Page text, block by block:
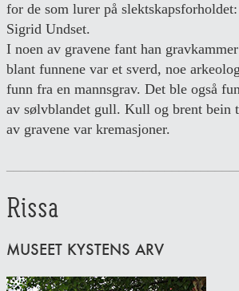
for de som lurer på
Sigrid Undset.
I noen av gravene fant han
blant funnene var et sverd, noe
funn fra en mannsgrav. Det ble også
av sølvblandet gull. Kull og brent bein
av gravene var kremasjoner.
Rissa
MUSEET KYSTENS ARV